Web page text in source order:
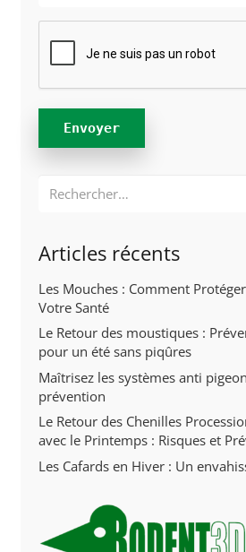
Rechercher :
Articles récents
Les Mouches : Comment
Votre Santé
Le Retour des moustiques :
pour un été sans piqûres
Maîtrisez les systèmes anti
prévention
Le Retour des Chenilles
avec le Printemps : Risques et
Les Cafards en Hiver : Un